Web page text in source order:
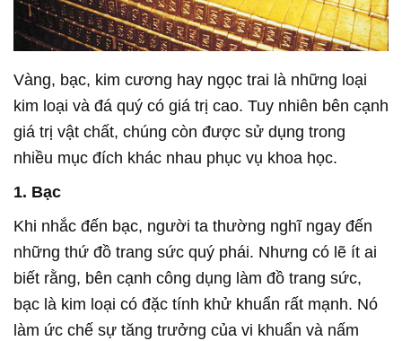
Vàng, bạc, kim cương hay ngọc trai là những loại
kim loại và đá quý có giá trị cao. Tuy nhiên bên cạnh
giá trị vật chất, chúng còn được sử dụng trong
nhiều mục đích khác nhau phục vụ khoa học.
1. Bạc
Khi nhắc đến bạc, người ta thường nghĩ ngay đến
những thứ đồ trang sức quý phái. Nhưng có lẽ ít ai
biết rằng, bên cạnh công dụng làm đồ trang sức,
bạc là kim loại có đặc tính khử khuẩn rất mạnh. Nó
làm ức chế sự tăng trưởng của vi khuẩn và nấm